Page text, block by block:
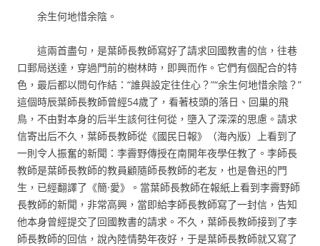
余生何地惜余陰。
這兩首盡句，是葉師長教師寫好了請求回國教書的信，往巷
口郵局送達，穿過門前的樹林時，即興而作。它們有個配合的特
色，最后都以問句作結：“誰與設定往住心？”“余生何地惜余陰？”
這個時辰葉師長教師曾經54歲了，看著枝頭的落日、回巢的飛
鳥，不由對本身的后半生該何往何從，墮入了深深的思慮。請求
信寄出后不久，葉師長教師從《國民日報》（海內版）上看到了
一則令人振奮的新聞：李霽野傳授在南開年夜學任教了。李師長
教師是葉師長教師的教員顧隨師長教師的老友，也是魯迅的門
生，已經翻譯了《簡·愛》。當葉師長教師在報紙上看到李霽野師
長教師的新聞，非常高興，當即給李師長教師寫了一封信，告知
他本身曾經提交了回國教書的請求。不久，葉師長教師接到了李
師長教師的回信，說內陸情勢年夜好，于是葉師長教師就又寫了